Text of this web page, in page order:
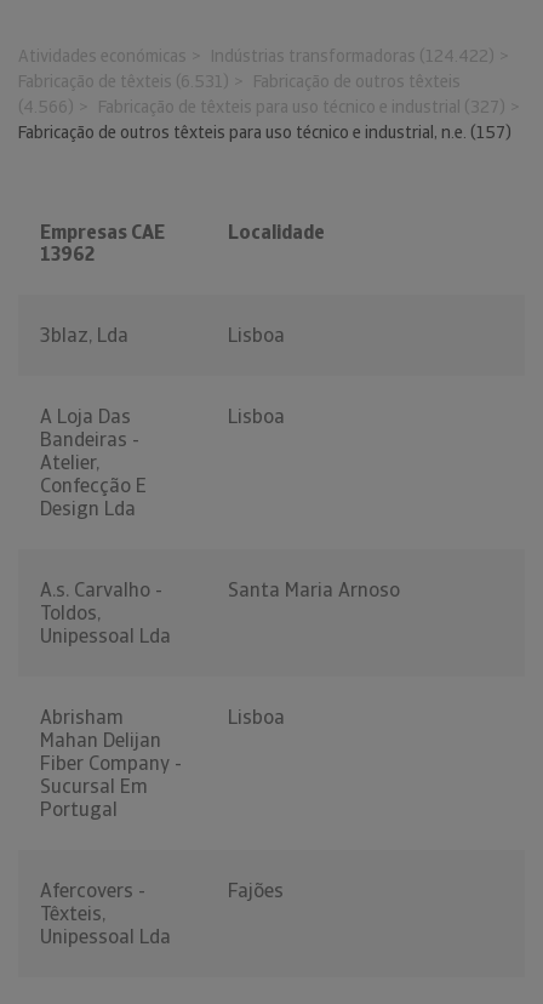
Atividades económicas
Indústrias transformadoras (124.422)
Fabricação de têxteis (6.531)
Fabricação de outros têxteis
(4.566)
Fabricação de têxteis para uso técnico e industrial (327)
Fabricação de outros têxteis para uso técnico e industrial, n.e. (157)
Empresas CAE
13962
Localidade
3blaz, Lda Lisboa
A Loja Das
Bandeiras -
Atelier,
Confecção E
Design Lda
Lisboa
A.s. Carvalho -
Toldos,
Unipessoal Lda
Santa Maria Arnoso
Abrisham
Mahan Delijan
Fiber Company -
Sucursal Em
Portugal
Lisboa
Afercovers -
Têxteis,
Unipessoal Lda
Fajões